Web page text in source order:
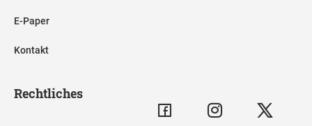
E-Paper
Kontakt
Rechtliches